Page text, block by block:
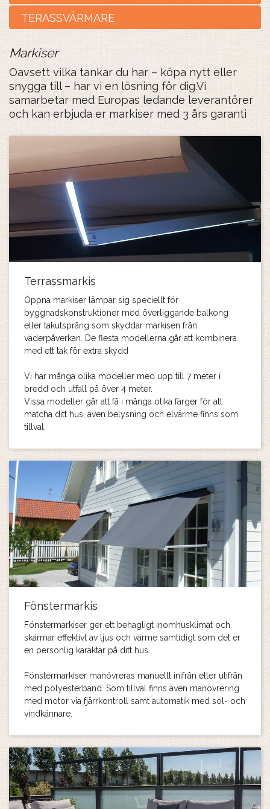
TERASSVÄRMARE
Markiser
Oavsett vilka tankar du har – köpa nytt eller
snygga till – har vi en lösning för dig.Vi
samarbetar med Europas ledande leverantörer
och kan erbjuda er markiser med 3 års garanti
Terrassmarkis
Öppna markiser lämpar sig speciellt för
byggnadskonstruktioner med överliggande balkong
eller takutsprång som skyddar markisen från
väderpåverkan. De flesta modellerna går att kombinera
med ett tak för extra skydd
Vi har många olika modeller med upp till 7 meter i
bredd och utfall på över 4 meter.
Vissa modeller går att få i många olika färger för att
matcha ditt hus, även belysning och elvärme finns som
tillval.
Fönstermarkis
Fönstermarkiser ger ett behagligt inomhusklimat och
skärmar effektivt av ljus och värme samtidigt som det er
en personlig karaktär på ditt hus.
Fönstermarkiser manövreras manuellt inifrån eller utifrån
med polyesterband. Som tillval finns även manövrering
med motor via fjärrkontroll samt automatik med sol- och
vindkännare.